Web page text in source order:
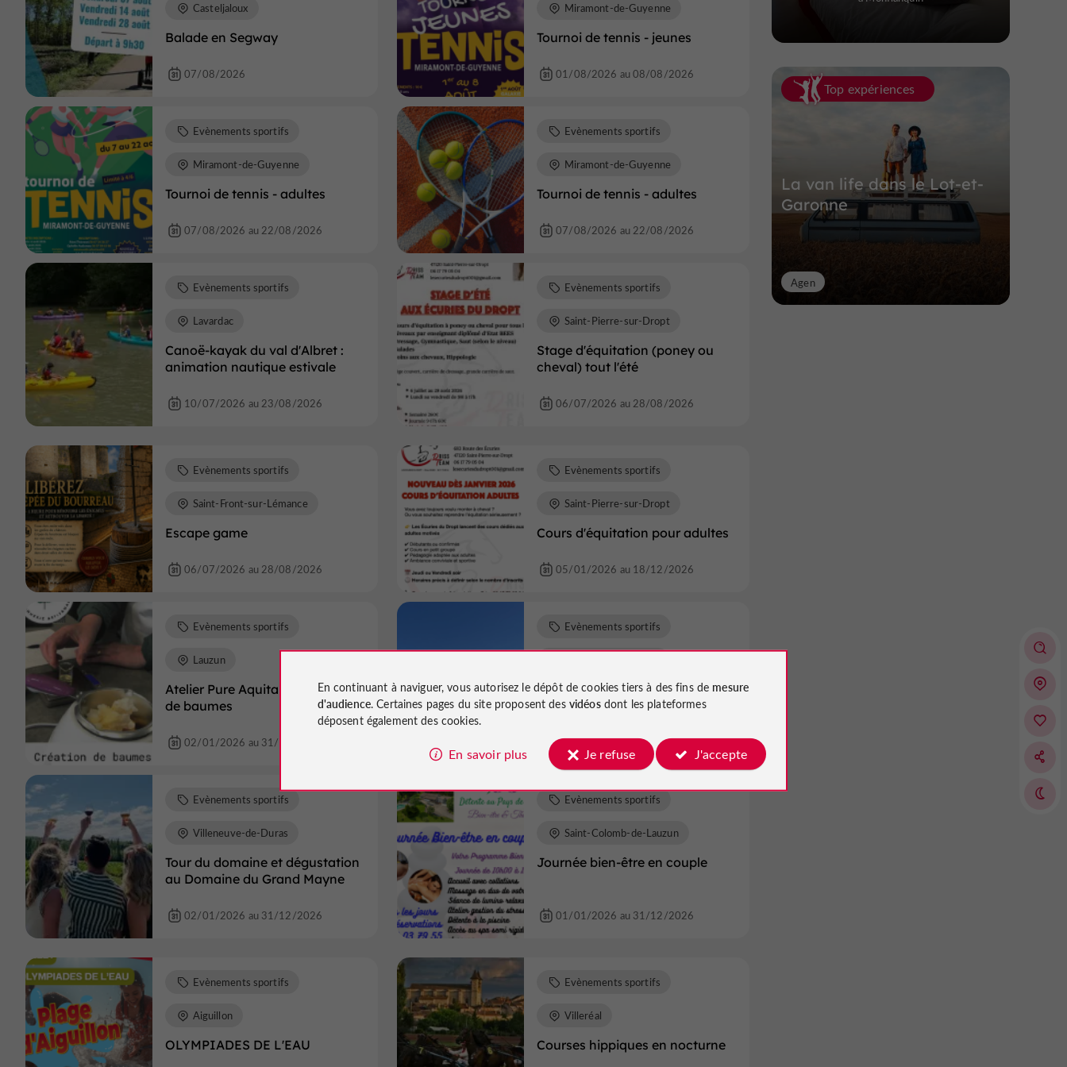
Balade en Segway
Casteljaloux
07/08/2026
Tournoi de tennis - jeunes
Miramont-de-Guyenne
01/08/2026 au 08/08/2026
Tournoi de tennis - adultes
Evènements sportifs
Miramont-de-Guyenne
07/08/2026 au 22/08/2026
Tournoi de tennis - adultes
Evènements sportifs
Miramont-de-Guyenne
07/08/2026 au 22/08/2026
Canoë-kayak du val d'Albret :
animation nautique estivale
Evènements sportifs
Lavardac
10/07/2026 au 23/08/2026
Stage d'équitation (poney ou
cheval) tout l'été
Evènements sportifs
Saint-Pierre-sur-Dropt
06/07/2026 au 28/08/2026
Escape game
Evènements sportifs
Saint-Front-sur-Lémance
06/07/2026 au 28/08/2026
Cours d'équitation pour adultes
Evènements sportifs
Saint-Pierre-sur-Dropt
05/01/2026 au 18/12/2026
Atelier Pure Aquitaine - Création
de baumes
Evènements sportifs
Lauzun
02/01/2026 au 31/12/2026
Tour du domaine et dégustation
au Domaine du Grand Mayne
Evènements sportifs
02/01/2026 au 31/12/2026
Tour du domaine et dégustation
au Domaine du Grand Mayne
Evènements sportifs
Villeneuve-de-Duras
02/01/2026 au 31/12/2026
Journée bien-être en couple
Evènements sportifs
Saint-Colomb-de-Lauzun
01/01/2026 au 31/12/2026
OLYMPIADES DE L'EAU
Evènements sportifs
Aiguillon
Courses hippiques en nocturne
Evènements sportifs
Villeréal
Top expériences
La van life dans le Lot-et-
Garonne
Agen
En continuant à naviguer, vous autorisez le dépôt de cookies tiers à des fins de mesure
d'audience. Certaines pages du site proposent des vidéosdont les plateformes
déposent également des cookies.
En savoir plus Je refuse J'accepte